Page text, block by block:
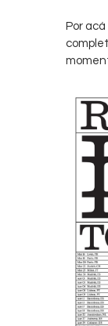
Por